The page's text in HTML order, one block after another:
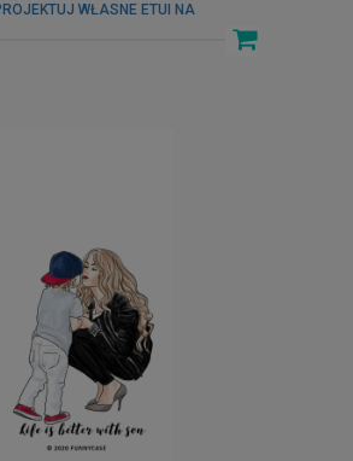
WŁASNE ETUI NA